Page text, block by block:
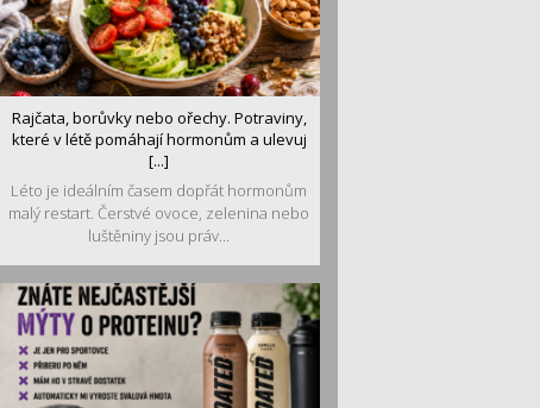
Rajčata, borůvky nebo ořechy. Potraviny,
které v létě pomáhají hormonům a ulevuj
[...]
Léto je ideálním časem dopřát hormonům
malý restart. Čerstvé ovoce, zelenina nebo
luštěniny jsou práv...